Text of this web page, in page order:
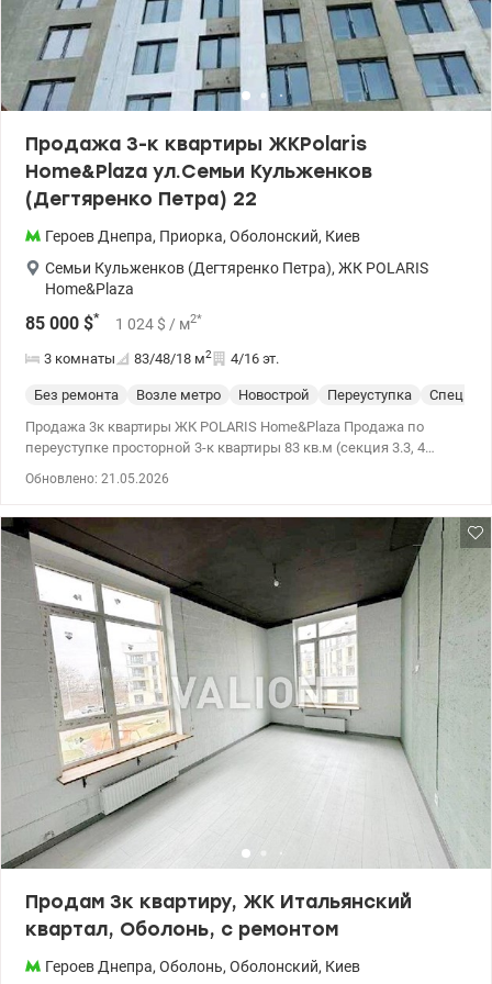
Продажа 3-к квартиры ЖКPolaris
Home&Plaza ул.Семьи Кульженков
(Дегтяренко Петра) 22
Героев Днепра, Приорка, Оболонский, Киев
Семьи Кульженков (Дегтяренко Петра), ЖК POLARIS
Home&Plaza
85 000 $* 1 024 $ / м2*
3 комнаты 83/48/18 м2 4/16 эт.
Без ремонта Возле метро Новострой Переуступка
Продажа 3к квартиры ЖК POLARIS Home&Plaza Продажа по
переуступке просторной 3-к квартиры 83 кв.м (секция 3.3, 4
Технология строительства – монолитно-каркасная, стены –
кирпич, утепление – минеральная вата. Паркинг на 700 мест.
Собственная инфраструктура – ​​супермаркет и торговые
площади на 1 этаже. Метро - Героев Днепра, Оболонь, Минская -
15 минут на авто. 044 200 10 80 Valion.ua/1132297
Обновлено: 21.05.2026
Продам 3к квартиру, ЖК Итальянский
квартал, Оболонь, с ремонтом
Героев Днепра, Оболонь, Оболонский, Киев